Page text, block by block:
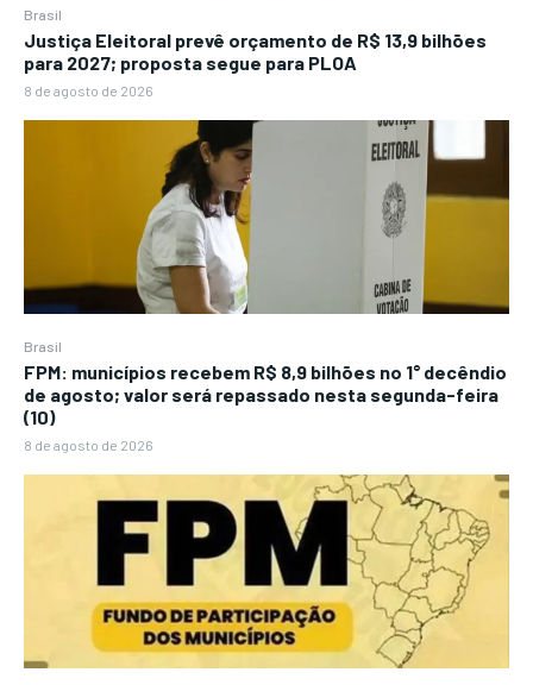
Brasil
Justiça Eleitoral prevê orçamento de R$ 13,9 bilhões
para 2027; proposta segue para PLOA
8 de agosto de 2026
Brasil
FPM: municípios recebem R$ 8,9 bilhões no 1° decêndio
de agosto; valor será repassado nesta segunda-feira
(10)
8 de agosto de 2026